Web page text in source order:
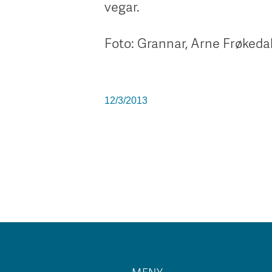
vegar.
Foto: Grannar, Arne Frøkedal
12/3/2013